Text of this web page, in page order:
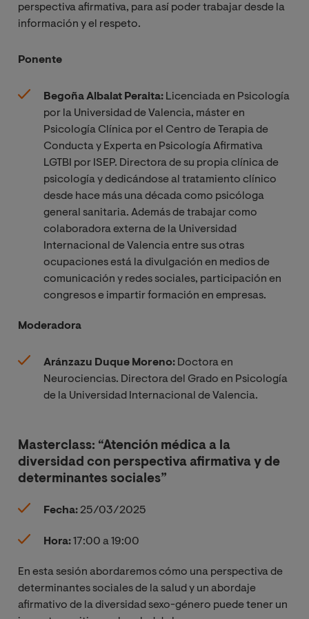
perspectiva afirmativa, para así poder trabajar desde la
información y el respeto.
Ponente
Begoña Albalat Peraita: Licenciada en Psicología
por la Universidad de Valencia, máster en
Psicología Clínica por el Centro de Terapia de
Conducta y Experta en Psicología Afirmativa
LGTBI por ISEP. Directora de su propia clínica de
psicología y dedicándose al tratamiento clínico
desde hace más una década como psicóloga
general sanitaria. Además de trabajar como
colaboradora externa de la Universidad
Internacional de Valencia entre sus otras
ocupaciones está la divulgación en medios de
comunicación y redes sociales, participación en
congresos e impartir formación en empresas.
Moderadora
Aránzazu Duque Moreno: Doctora en
Neurociencias. Directora del Grado en Psicología
de la Universidad Internacional de Valencia.
Masterclass: “Atención médica a la
diversidad con perspectiva afirmativa y de
determinantes sociales”
Fecha:25/03/2025
Hora:17:00 a 19:00
En esta sesión abordaremos cómo una perspectiva de
determinantes sociales de la salud y un abordaje
afirmativo de la diversidad sexo-género puede tener un